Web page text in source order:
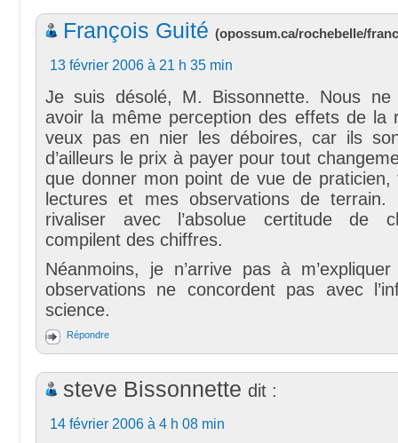
François Guité (opossum.ca/rochebelle/
13 février 2006 à 21 h 35 min
Je suis désolé, M. Bissonnette. Nous ne
avoir la même perception des effets de la
veux pas en nier les déboires, car ils
d’ailleurs le prix à payer pour tout
que donner mon point de vue de
lectures et mes observations de terrain.
rivaliser avec l’absolue certitude de
compilent des chiffres.
Néanmoins, je n’arrive pas à
observations ne concordent pas avec
science.
Répondre
steve Bissonnette dit :
14 février 2006 à 4 h 08 min